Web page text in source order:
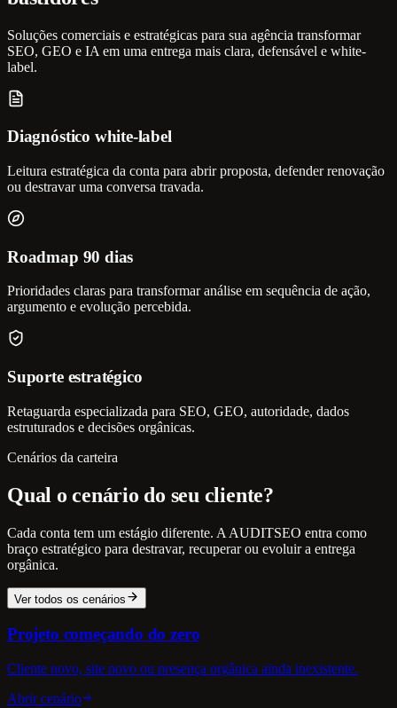
Soluções comerciais e estratégicas para sua agência transformar
SEO, GEO e IA em uma entrega mais clara, defensável e white-
label.
Diagnóstico white-label
Leitura estratégica da conta para abrir proposta, defender renovação
ou destravar uma conversa travada.
Roadmap 90 dias
Prioridades claras para transformar análise em sequência de ação,
argumento e evolução percebida.
Suporte estratégico
Retaguarda especializada para SEO, GEO, autoridade, dados
estruturados e decisões orgânicas.
Cenários da carteira
Qual o cenário do seu cliente?
Cada conta tem um estágio diferente. A AUDITSEO entra como
braço estratégico para destravar, recuperar ou evoluir a entrega
orgânica.
Ver todos os cenários
Projeto começando do zero
Cliente novo, site novo ou presença orgânica ainda inexistente.
Abrir cenário